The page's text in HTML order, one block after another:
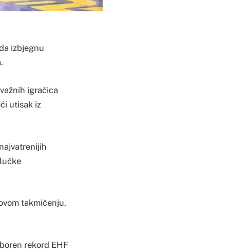
izbjegnu
igračica
utisak iz
takmičenju,
rekord EHF